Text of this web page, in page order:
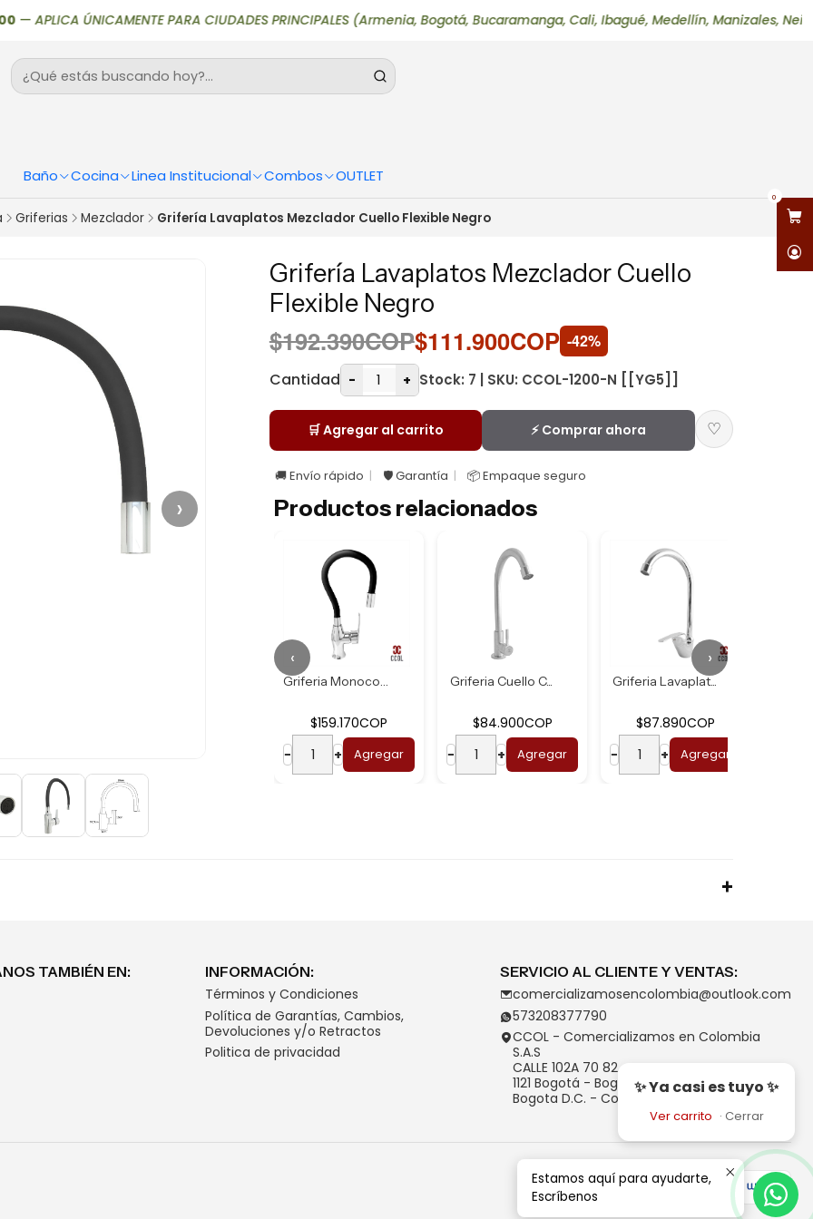
Baño Cocina Linea Institucional Combos OUTLET
0
APLICA ÚNICAMENTE PARA CIUDADES PRINCIPALES (Armenia, Bogotá, Bucaramanga, Cali, Ibagué, Medellín, Manizales,
Griferias Mezclador Grifería Lavaplatos Mezclador Cuello Flexible Negro
›
Grifería Lavaplatos Mezclador Cuello
Flexible Negro
$192.390COP$111.900COP -42%
Cantidad - + Stock: 7 | SKU: CCOL-1200-N [[YG5]]
🛒 Agregar al carrito ⚡ Comprar ahora ♡
🚚 Envío rápido 🛡️ Garantía 📦 Empaque seguro
Productos relacionados
Griferia Monocont...
$159.170COP
−
+ Agregar
Griferia Cuello C...
$84.900COP
−
+ Agregar
Griferia Lavaplat...
$87.890COP
−
+ Agregar
‹ ›
✨ Ya casi es tuyo ✨
Ver carrito · Cerrar
TAMBIÉN EN:
INFORMACIÓN:
Términos y Condiciones
Política de Garantías, Cambios,
Devoluciones y/o Retractos
Politica de privacidad
SERVICIO AL CLIENTE Y VENTAS:
comercializamosencolombia@outlook.com
573208377790
CCOL - Comercializamos en Colombia
S.A.S
CALLE 102A 70 82
1121 Bogotá - Bogotá D.C.
Bogota D.C. - Colombia
Estamos aquí para ayudarte,
Escríbenos